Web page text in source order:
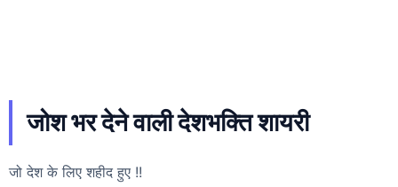
जोश भर देने वाली देशभक्ति शायरी
जो देश के लिए शहीद हुए !!